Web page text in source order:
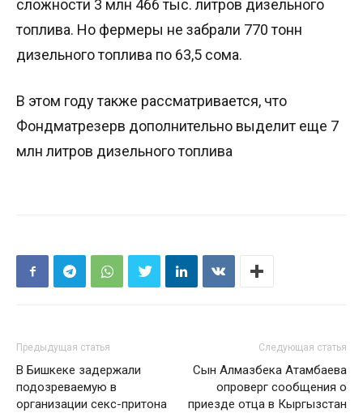
сложности 3 млн 466 тыс. литров дизельного
топлива. Но фермеры не забрали 770 тонн
дизельного топлива по 63,5 сома.
В этом году также рассматривается, что
Фондматрезерв дополнительно выделит еще 7
млн литров дизельного топлива
Предыдущая статья
В Бишкеке задержали
подозреваемую в
организации секс-притона
Следующая статья
Сын Алмазбека Атамбаева
опроверг сообщения о
приезде отца в Кыргызстан